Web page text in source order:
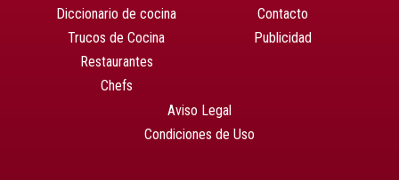
Diccionario de cocina
Trucos de Cocina
Restaurantes
Chefs
Contacto
Publicidad
Aviso Legal
Condiciones de Uso